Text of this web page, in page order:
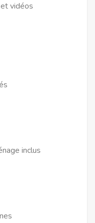
vidéos
inclus